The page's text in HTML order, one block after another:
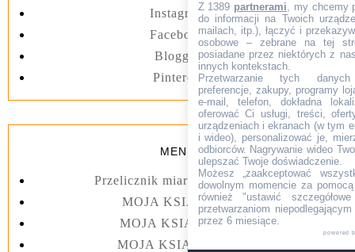
Instagram
Facebook
Blogger
Pinterest
MENU
Przelicznik miar kuchennych
MOJA KSIĄŻKA I
MOJA KSIĄŻKA II
MOJA KSIĄŻKA III
Z 1389 partnerami, my chcemy
do informacji na Twoich
mailach, itp.), łączyć i
osobowe – zebrane na tej
posiadane przez niektórych z
innych kontekstach.
Przetwarzanie tych danych
preferencje, zakupy, programy
e-mail, telefon, dokładna
oferować Ci usługi, treści,
urządzeniach i ekranach (w tym
i wideo), personalizować je,
odbiorców. Nagrywanie wideo
ulepszać Twoje doświadczenie.
Możesz „zaakceptować
dowolnym momencie za
również "ustawić
przetwarzaniom
przez 6 miesiące.
powered